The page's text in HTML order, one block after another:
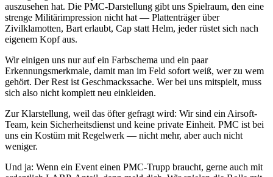
auszusehen hat. Die PMC-Darstellung gibt uns Spielraum, den eine
strenge Militärimpression nicht hat — Plattenträger über
Zivilklamotten, Bart erlaubt, Cap statt Helm, jeder rüstet sich nach
eigenem Kopf aus.
Wir einigen uns nur auf ein Farbschema und ein paar
Erkennungsmerkmale, damit man im Feld sofort weiß, wer zu wem
gehört. Der Rest ist Geschmackssache. Wer bei uns mitspielt, muss
sich also nicht komplett neu einkleiden.
Zur Klarstellung, weil das öfter gefragt wird: Wir sind ein Airsoft-
Team, kein Sicherheitsdienst und keine private Einheit. PMC ist bei
uns ein Kostüm mit Regelwerk — nicht mehr, aber auch nicht
weniger.
Und ja: Wenn ein Event einen PMC-Trupp braucht, gerne auch mit